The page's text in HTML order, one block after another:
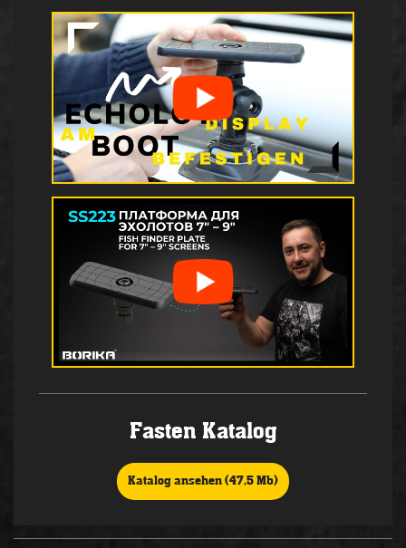
Fasten Katalog
Katalog ansehen (47,5 Mb)